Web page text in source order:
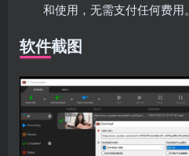
和使用，无需支付任何费用。
软件截图